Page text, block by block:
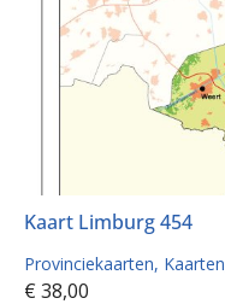
Kaart Limburg 454
Provinciekaarten Kaarten
€ 38,00